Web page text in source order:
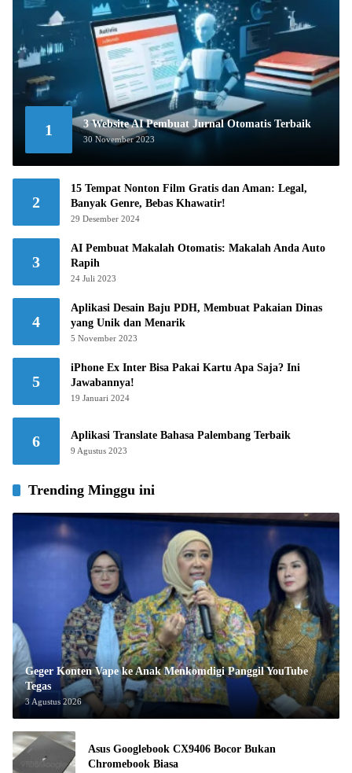
1 3 Website AI Pembuat Jurnal Otomatis Terbaik
30 November 2023
2
15 Tempat Nonton Film Gratis dan Aman: Legal,
Banyak Genre, Bebas Khawatir!
29 Desember 2024
3
AI Pembuat Makalah Otomatis: Makalah Anda Auto
Rapih
24 Juli 2023
4
Aplikasi Desain Baju PDH, Membuat Pakaian Dinas
yang Unik dan Menarik
5 November 2023
5
iPhone Ex Inter Bisa Pakai Kartu Apa Saja? Ini
Jawabannya!
19 Januari 2024
6 Aplikasi Translate Bahasa Palembang Terbaik
9 Agustus 2023
Trending Minggu ini
Geger Konten Vape ke Anak Menkomdigi Panggil YouTube
Tegas
3 Agustus 2026
Asus Googlebook CX9406 Bocor Bukan
Chromebook Biasa